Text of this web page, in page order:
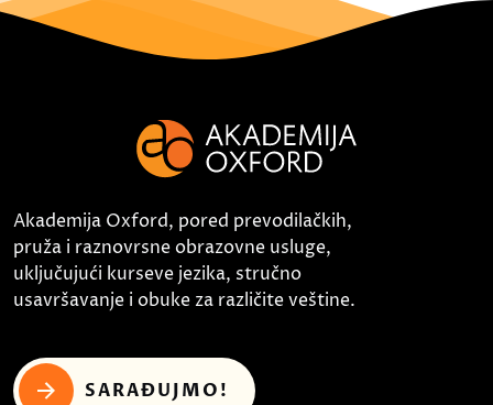
Akademija Oxford, pored prevodilačkih,
pruža i raznovrsne obrazovne usluge,
uključujući kurseve jezika, stručno
usavršavanje i obuke za različite veštine.
SARAĐUJMO!